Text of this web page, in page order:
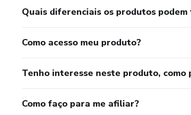
Quais diferenciais os produtos podem
Como acesso meu produto?
Tenho interesse neste produto, como
Como faço para me afiliar?